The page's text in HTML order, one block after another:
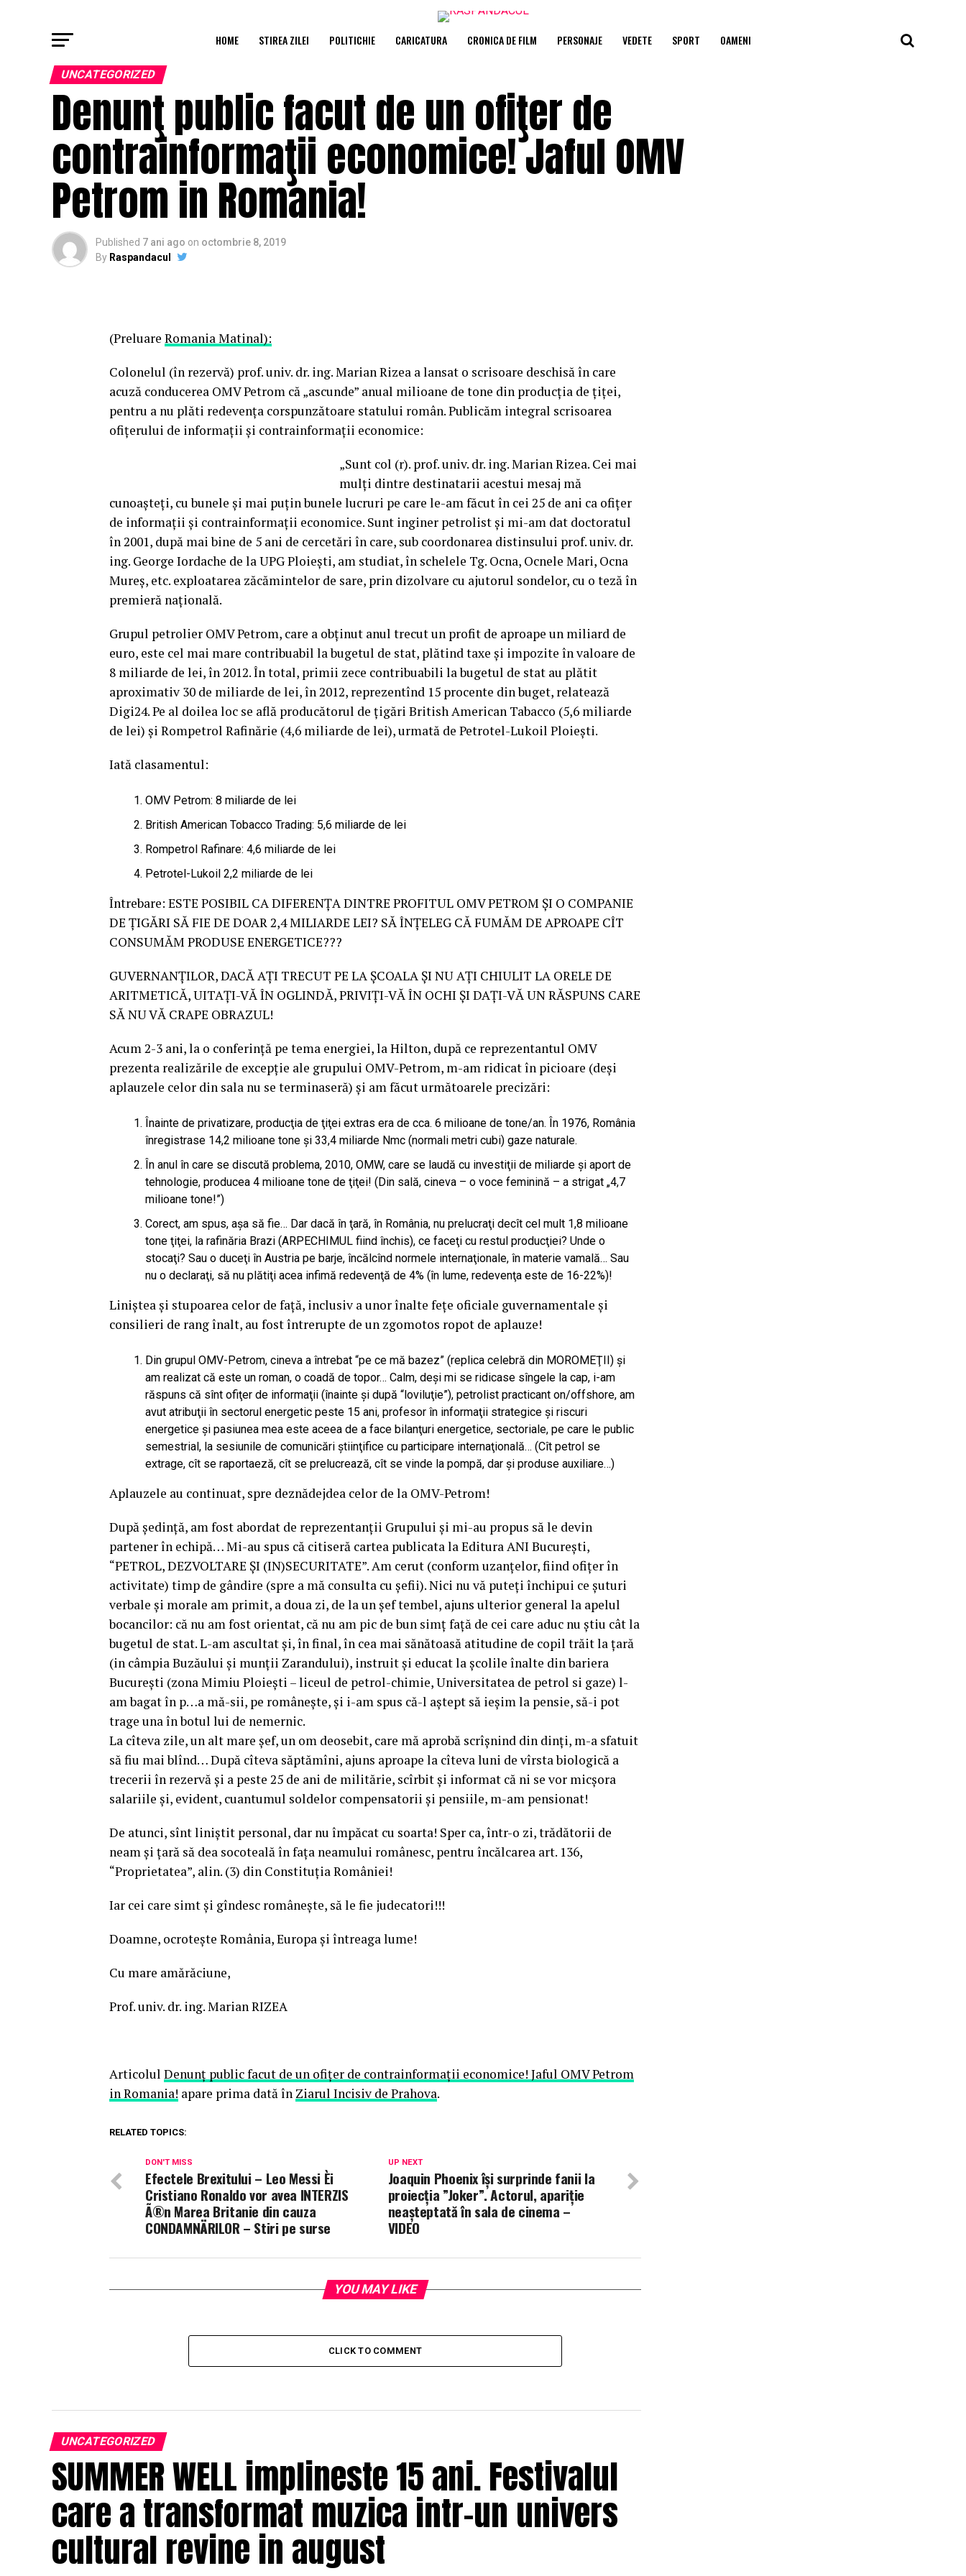
HOME STIREA ZILEI POLITICHIE CARICATURA CRONICA DE FILM PERSONAJE VEDETE SPORT OAMENI
UNCATEGORIZED
Denunţ public facut de un ofiţer de
contrainformaţii economice! Jaful OMV
Petrom in Romania!
Published 7 ani ago on octombrie 8, 2019
By Raspandacul
(Preluare Romania Matinal):
Colonelul (în rezervă) prof. univ. dr. ing. Marian Rizea a lansat o scrisoare deschisă în care
acuză conducerea OMV Petrom că „ascunde” anual milioane de tone din producţia de ţiţei,
pentru a nu plăti redevenţa corspunzătoare statului român. Publicăm integral scrisoarea
ofiţerului de informaţii şi contrainformaţii economice:
„Sunt col (r). prof. univ. dr. ing. Marian Rizea. Cei mai
mulţi dintre destinatarii acestui mesaj mă
cunoaşteţi, cu bunele şi mai puţin bunele lucruri pe care le-am făcut în cei 25 de ani ca ofiţer
de informaţii şi contrainformaţii economice. Sunt inginer petrolist şi mi-am dat doctoratul
în 2001, după mai bine de 5 ani de cercetări în care, sub coordonarea distinsului prof. univ. dr.
ing. George Iordache de la UPG Ploieşti, am studiat, în schelele Tg. Ocna, Ocnele Mari, Ocna
Mureş, etc. exploatarea zăcămintelor de sare, prin dizolvare cu ajutorul sondelor, cu o teză în
premieră naţională.
Grupul petrolier OMV Petrom, care a obţinut anul trecut un profit de aproape un miliard de
euro, este cel mai mare contribuabil la bugetul de stat, plătind taxe şi impozite în valoare de
8 miliarde de lei, în 2012. În total, primii zece contribuabili la bugetul de stat au plătit
aproximativ 30 de miliarde de lei, în 2012, reprezentînd 15 procente din buget, relatează
Digi24. Pe al doilea loc se află producătorul de ţigări British American Tabacco (5,6 miliarde
de lei) şi Rompetrol Rafinărie (4,6 miliarde de lei), urmată de Petrotel-Lukoil Ploieşti.
Iată clasamentul:
OMV Petrom: 8 miliarde de lei
British American Tobacco Trading: 5,6 miliarde de lei
Rompetrol Rafinare: 4,6 miliarde de lei
Petrotel-Lukoil 2,2 miliarde de lei
Întrebare: ESTE POSIBIL CA DIFERENŢA DINTRE PROFITUL OMV PETROM ŞI O COMPANIE
DE ŢIGĂRI SĂ FIE DE DOAR 2,4 MILIARDE LEI? SĂ ÎNŢELEG CĂ FUMĂM DE APROAPE CÎT
CONSUMĂM PRODUSE ENERGETICE???
GUVERNANŢILOR, DACĂ AŢI TRECUT PE LA ŞCOALA ŞI NU AŢI CHIULIT LA ORELE DE
ARITMETICĂ, UITAŢI-VĂ ÎN OGLINDĂ, PRIVIŢI-VĂ ÎN OCHI ŞI DAŢI-VĂ UN RĂSPUNS CARE
SĂ NU VĂ CRAPE OBRAZUL!
Acum 2-3 ani, la o conferinţă pe tema energiei, la Hilton, după ce reprezentantul OMV
prezenta realizările de excepţie ale grupului OMV-Petrom, m-am ridicat în picioare (deşi
aplauzele celor din sala nu se terminaseră) şi am făcut următoarele precizări:
Înainte de privatizare, producţia de ţiţei extras era de cca. 6 milioane de tone/an. În 1976, România
înregistrase 14,2 milioane tone şi 33,4 miliarde Nmc (normali metri cubi) gaze naturale.
În anul în care se discută problema, 2010, OMW, care se laudă cu investiţii de miliarde şi aport de
tehnologie, producea 4 milioane tone de ţiţei! (Din sală, cineva – o voce feminină – a strigat „4,7
milioane tone!”)
Corect, am spus, aşa să fie… Dar dacă în ţară, în România, nu prelucraţi decît cel mult 1,8 milioane
tone ţiţei, la rafinăria Brazi (ARPECHIMUL fiind închis), ce faceţi cu restul producţiei? Unde o
stocaţi? Sau o duceţi în Austria pe barje, încălcînd normele internaţionale, în materie vamală… Sau
nu o declaraţi, să nu plătiţi acea infimă redevenţă de 4% (în lume, redevenţa este de 16-22%)!
Liniştea şi stupoarea celor de faţă, inclusiv a unor înalte feţe oficiale guvernamentale şi
consilieri de rang înalt, au fost întrerupte de un zgomotos ropot de aplauze!
Din grupul OMV-Petrom, cineva a întrebat “pe ce mă bazez” (replica celebră din MOROMEŢII) şi
am realizat că este un roman, o coadă de topor… Calm, deşi mi se ridicase sîngele la cap, i-am
răspuns că sînt ofiţer de informaţii (înainte şi după “loviluţie”), petrolist practicant on/offshore, am
avut atribuţii în sectorul energetic peste 15 ani, profesor în informaţii strategice şi riscuri
energetice şi pasiunea mea este aceea de a face bilanţuri energetice, sectoriale, pe care le public
semestrial, la sesiunile de comunicări ştiinţifice cu participare internaţională… (Cît petrol se
extrage, cît se raportaeză, cît se prelucrează, cît se vinde la pompă, dar şi produse auxiliare…)
Aplauzele au continuat, spre deznădejdea celor de la OMV-Petrom!
După şedinţă, am fost abordat de reprezentanţii Grupului şi mi-au propus să le devin
partener în echipă… Mi-au spus că citiseră cartea publicata la Editura ANI Bucureşti,
“PETROL, DEZVOLTARE ŞI (IN)SECURITATE”. Am cerut (conform uzanţelor, fiind ofiţer în
activitate) timp de gândire (spre a mă consulta cu şefii). Nici nu vă puteţi închipui ce şuturi
verbale şi morale am primit, a doua zi, de la un şef tembel, ajuns ulterior general la apelul
bocancilor: că nu am fost orientat, că nu am pic de bun simţ faţă de cei care aduc nu ştiu cât la
bugetul de stat. L-am ascultat şi, în final, în cea mai sănătoasă atitudine de copil trăit la ţară
(in câmpia Buzăului şi munţii Zarandului), instruit şi educat la şcolile înalte din bariera
Bucureşti (zona Mimiu Ploieşti – liceul de petrol-chimie, Universitatea de petrol si gaze) l-
am bagat în p…a mă-sii, pe româneşte, şi i-am spus că-l aştept să ieşim la pensie, să-i pot
trage una în botul lui de nemernic.
La cîteva zile, un alt mare şef, un om deosebit, care mă aprobă scrîşnind din dinţi, m-a sfatuit
să fiu mai blînd… După cîteva săptămîni, ajuns aproape la cîteva luni de vîrsta biologică a
trecerii în rezervă şi a peste 25 de ani de militărie, scîrbit şi informat că ni se vor micşora
salariile şi, evident, cuantumul soldelor compensatorii şi pensiile, m-am pensionat!
De atunci, sînt liniştit personal, dar nu împăcat cu soarta! Sper ca, într-o zi, trădătorii de
neam şi ţară să dea socoteală în faţa neamului românesc, pentru încălcarea art. 136,
“Proprietatea”, alin. (3) din Constituţia României!
Iar cei care simt şi gîndesc româneşte, să le fie judecatori!!!
Doamne, ocroteşte România, Europa şi întreaga lume!
Cu mare amărăciune,
Prof. univ. dr. ing. Marian RIZEA
Articolul Denunţ public facut de un ofiţer de contrainformaţii economice! Jaful OMV Petrom
in Romania! apare prima dată în Ziarul Incisiv de Prahova.
RELATED TOPICS:
UP NEXT
Joaquin Phoenix îşi surprinde fanii la
proiecţia ”Joker”. Actorul, apariţie
neaşteptată în sala de cinema –
VIDEO
DON'T MISS
Efectele Brexitului – Leo Messi Èi
Cristiano Ronaldo vor avea INTERZIS
Ã®n Marea Britanie din cauza
CONDAMNÄRILOR – Stiri pe surse
YOU MAY LIKE
CLICK TO COMMENT
UNCATEGORIZED
SUMMER WELL implineste 15 ani. Festivalul
care a transformat muzica intr-un univers
cultural revine in august